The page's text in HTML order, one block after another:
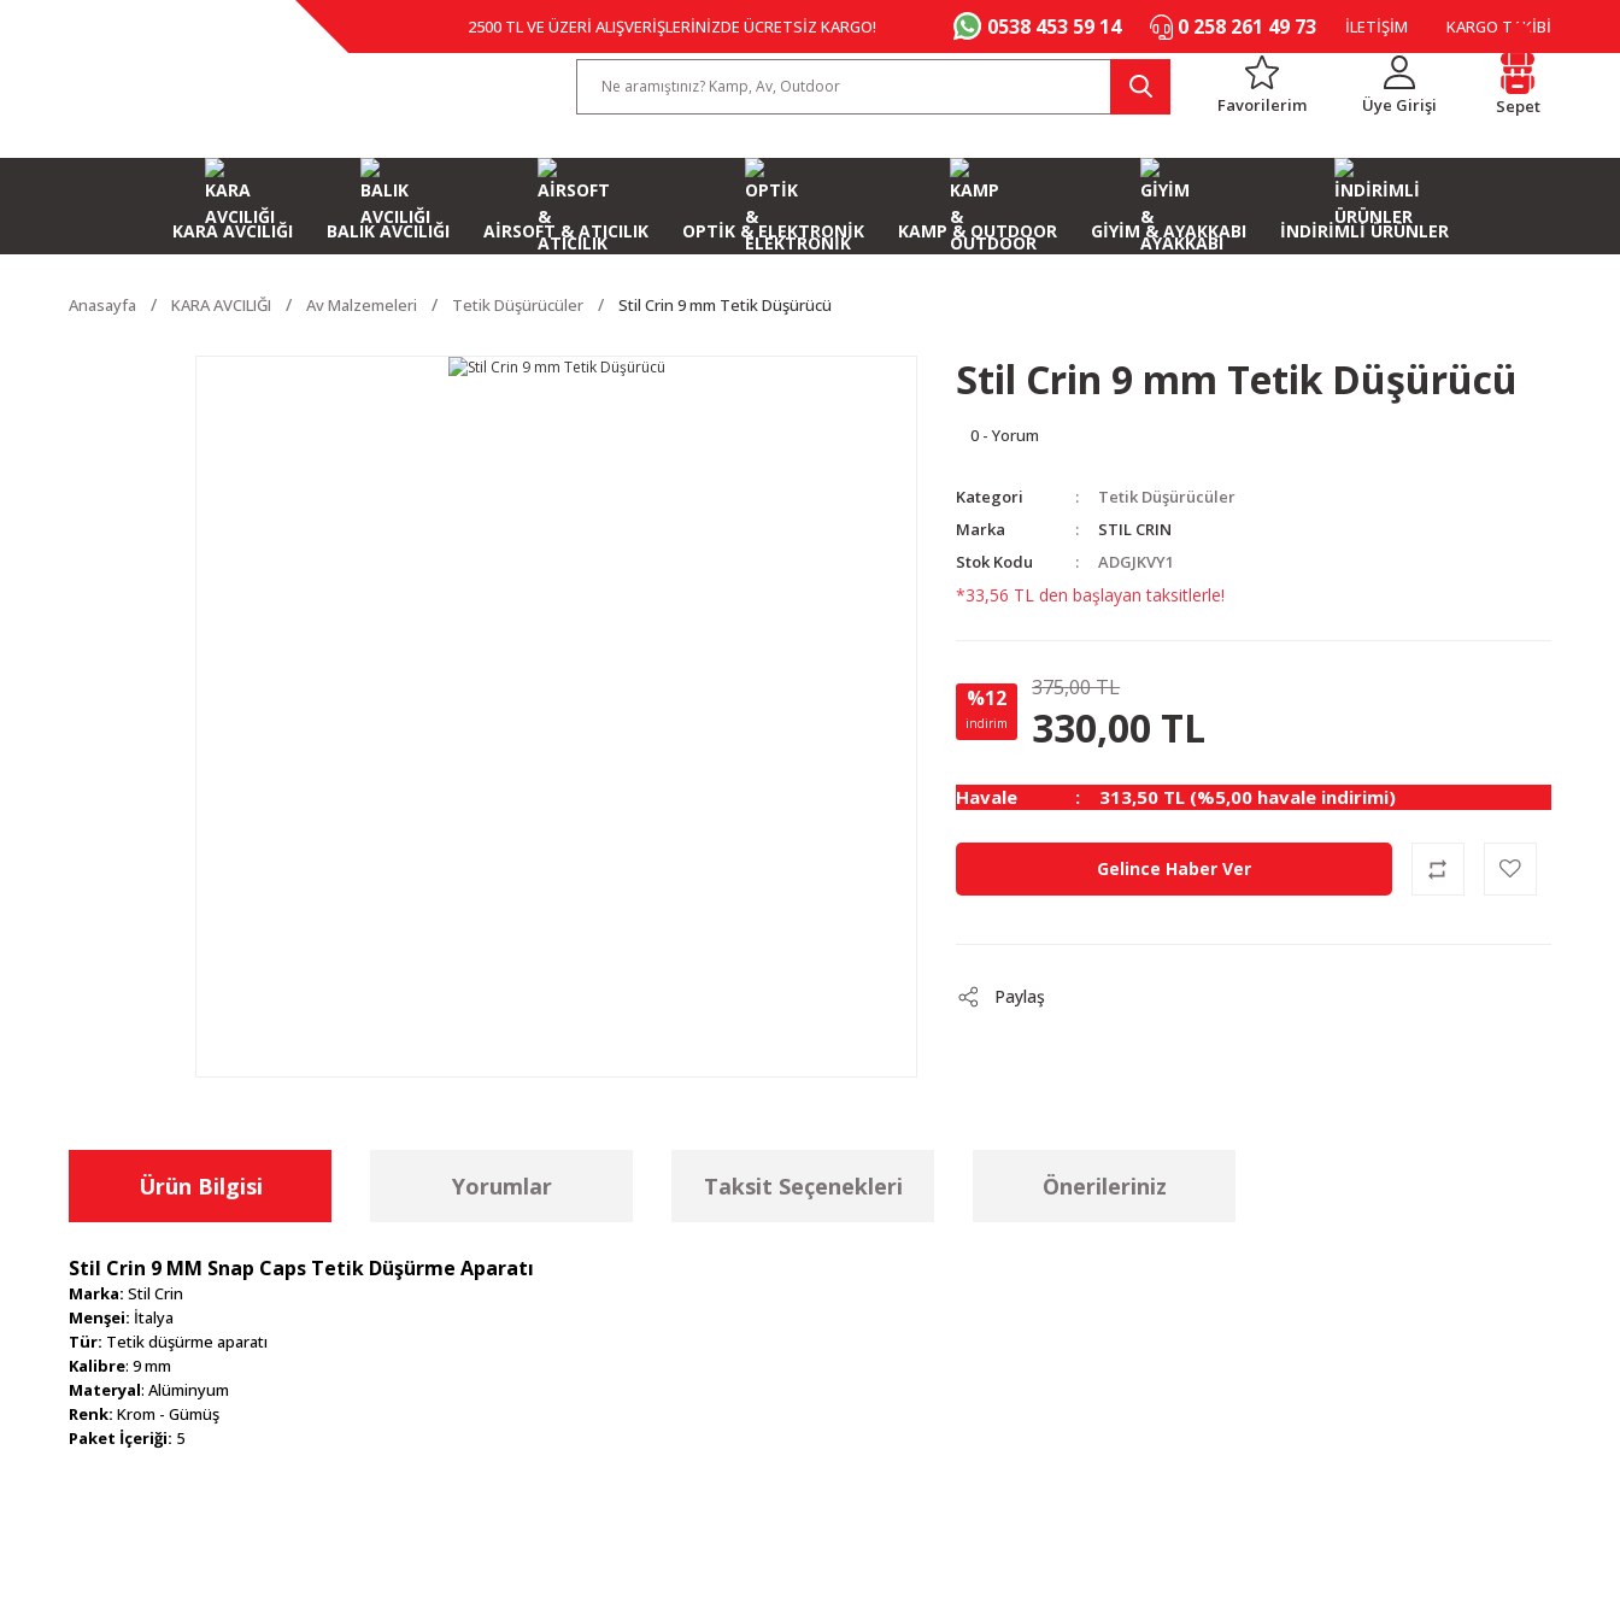
2500 TL VE ÜZERİ ALIŞVERİŞLERİNİZDE ÜCRETSİZ KARGO! 0538 453 59 14 0 258 261 49 73 İLETİŞİM KARGO TAKİBİ
Favorilerim Üye Girişi Sepet
KARA AVCILIĞI BALIK AVCILIĞI AİRSOFT & ATICILIK OPTİK & ELEKTRONİK KAMP & OUTDOOR GİYİM & AYAKKABI İNDİRİMLİ ÜRÜNLER
Anasayfa KARA AVCILIĞI Av Malzemeleri Tetik Düşürücüler Stil Crin 9 mm Tetik Düşürücü
Stil Crin 9 mm Tetik Düşürücü
0 - Yorum
Kategori
Tetik Düşürücüler
Marka
STIL CRIN
Stok Kodu
ADGJKVY1
*33,56 TL den başlayan taksitlerle!
%12
indirim
375,00 TL
330,00 TL
Havale 313,50 TL (%5,00 havale indirimi)
Gelince Haber Ver
Paylaş
Ürün Bilgisi Yorumlar Taksit Seçenekleri Önerileriniz
Stil Crin 9 MM Snap Caps Tetik Düşürme Aparatı
Marka: Stil Crin
Menşei: İtalya
Tür: Tetik düşürme aparatı
Kalibre: 9 mm
Materyal: Alüminyum
Renk: Krom - Gümüş
Paket İçeriği: 5